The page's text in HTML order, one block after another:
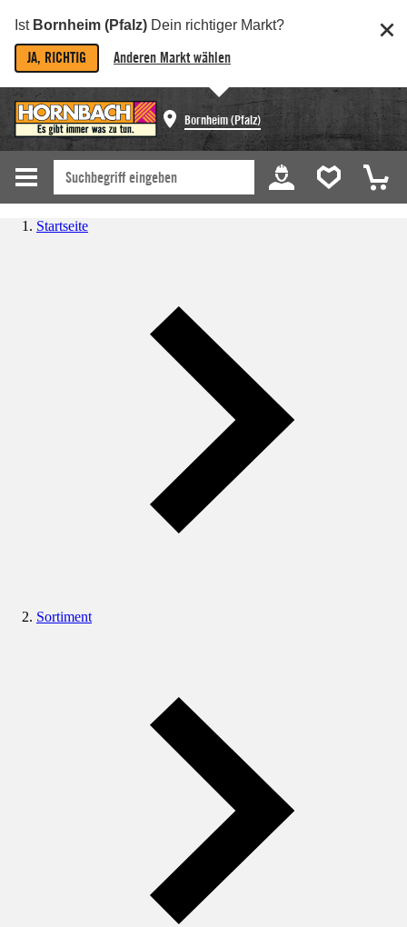
Ist Bornheim (Pfalz) Dein richtiger Markt?
JA, RICHTIG Anderen Markt wählen
Bornheim (Pfalz)
Startseite
Sortiment